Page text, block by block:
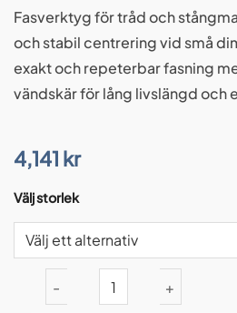
Fasverktyg för tråd och
och stabil centrering vid små
exakt och repeterbar fasning
vändskär för lång livslängd
4,141 kr
Välj storlek